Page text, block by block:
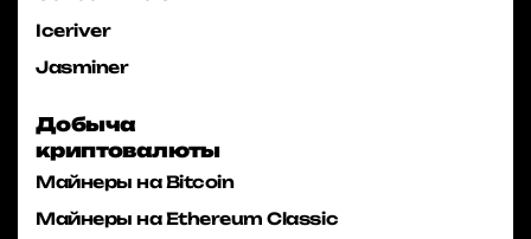
Iceriver
Jasminer
Добыча
криптовалюты
Майнеры на Bitcoin
Майнеры на Ethereum Classic